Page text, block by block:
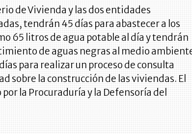
de Vivienda y las dos entidades
tendrán 45 días para abastecer a los
65 litros de agua potable al día y tendrán
de aguas negras al medio
para realizar un proceso de consulta
sobre la construcción de las viviendas. El
la Procuraduría y la Defensoría del